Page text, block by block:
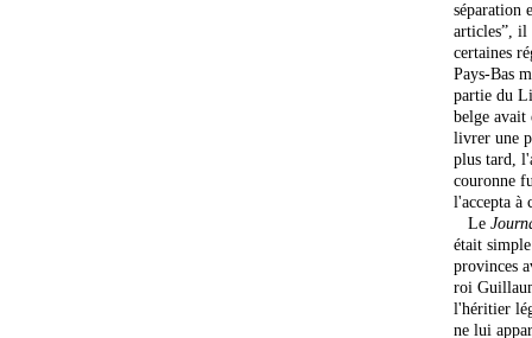
séparation
articles”, il
certaines
Pays-Bas
partie du
belge avait
livrer une
plus tard,
couronne
l'accepta à
Le
était
provinces
roi
l'héritier
ne lui